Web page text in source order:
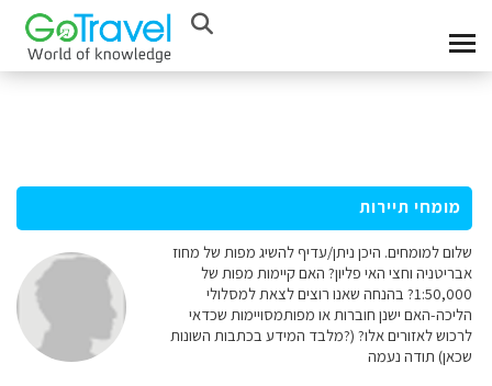
מומחי תיירות
שלום למומחים. היכן ניתן/עדיף להשיג מפות של מחוז
אבריטניה וחצי האי פליון? האם קיימות מפות של
1:50,000? בהנחה שאנו רוצים לצאת למסלולי
הליכה-האם ישנן חוברות או מפותמסויימות שכדאי
לרכוש לאזורים אלו? (?מלבד המידע בכתבות השונות
שכאן) תודה נעמה